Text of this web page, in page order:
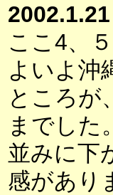
2002.1.21
ここ4、
よいよ沖
ところが
までした
並みに下
感があり